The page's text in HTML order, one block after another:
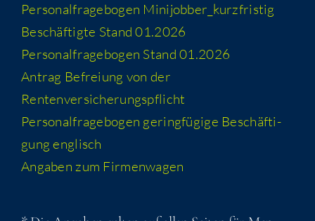
Per­so­nal­fra­ge­bo­gen Minijobber_​kurzfristig
Beschäf­tig­te Stand 01.2026
Per­so­nal­fra­ge­bo­gen Stand 01.2026
Antrag Befrei­ung von der
Rentenversicherungspflicht
Per­so­nal­fra­ge­bo­gen gering­fü­gi­ge Beschäf­ti­
gung englisch
Anga­ben zum Firmenwagen